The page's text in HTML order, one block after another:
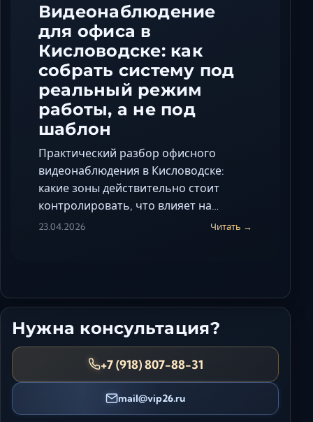
Видеонаблюдение
для офиса в
Кисловодске: как
собрать систему под
реальный режим
работы, а не под
шаблон
Практический разбор офисного
видеонаблюдения в Кисловодске:
какие зоны действительно стоит
контролировать, что влияет на…
23.04.2026 Читать →
Нужна консультация?
+7 (918) 807-88-31
mail@vip26.ru